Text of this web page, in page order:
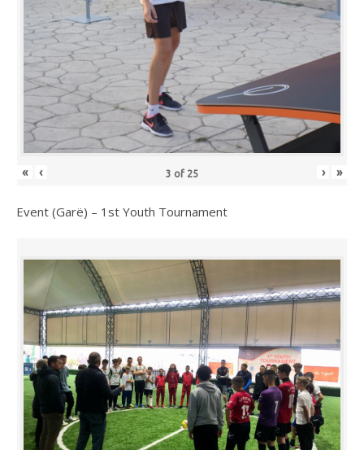
« ‹ 3 of 25 › »
Event (Garë) – 1st Youth Tournament